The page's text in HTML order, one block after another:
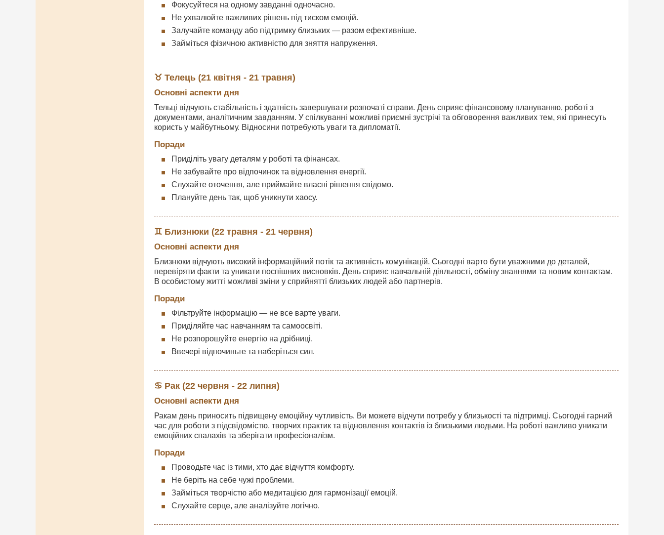
Фокусуйтеся на одному завданні одночасно.
Не ухвалюйте важливих рішень під тиском емоцій.
Залучайте команду або підтримку близьких — разом ефективніше.
Займіться фізичною активністю для зняття напруження.
♉ Телець (21 квітня - 21 травня)
Основні аспекти дня
Тельці відчують стабільність і здатність завершувати розпочаті справи. День сприяє фінансовому плануванню, роботі з
документами, аналітичним завданням. У спілкуванні можливі приємні зустрічі та обговорення важливих тем, які принесуть
користь у майбутньому. Відносини потребують уваги та дипломатії.
Поради
Приділіть увагу деталям у роботі та фінансах.
Не забувайте про відпочинок та відновлення енергії.
Слухайте оточення, але приймайте власні рішення свідомо.
Плануйте день так, щоб уникнути хаосу.
♊ Близнюки (22 травня - 21 червня)
Основні аспекти дня
Близнюки відчують високий інформаційний потік та активність комунікацій. Сьогодні варто бути уважними до деталей,
перевіряти факти та уникати поспішних висновків. День сприяє навчальній діяльності, обміну знаннями та новим контактам.
В особистому житті можливі зміни у сприйнятті близьких людей або партнерів.
Поради
Фільтруйте інформацію — не все варте уваги.
Приділяйте час навчанням та самоосвіті.
Не розпорошуйте енергію на дрібниці.
Ввечері відпочиньте та наберіться сил.
♋ Рак (22 червня - 22 липня)
Основні аспекти дня
Ракам день приносить підвищену емоційну чутливість. Ви можете відчути потребу у близькості та підтримці. Сьогодні гарний
час для роботи з підсвідомістю, творчих практик та відновлення контактів із близькими людьми. На роботі важливо уникати
емоційних спалахів та зберігати професіоналізм.
Поради
Проводьте час із тими, хто дає відчуття комфорту.
Не беріть на себе чужі проблеми.
Займіться творчістю або медитацією для гармонізації емоцій.
Слухайте серце, але аналізуйте логічно.